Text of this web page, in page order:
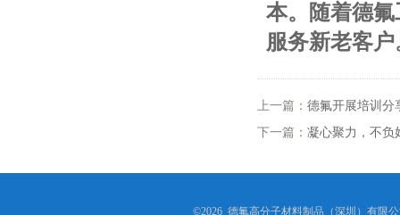
本。随着德
服务新老客户
上一篇： 德氟开展培训分
下一篇： 凝心聚力，不负
©2026 德氟高分子材料制品（深圳）有限